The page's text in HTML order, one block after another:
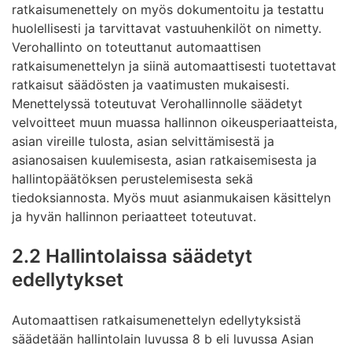
ratkaisumenettely on myös dokumentoitu ja testattu
huolellisesti ja tarvittavat vastuuhenkilöt on nimetty.
Verohallinto on toteuttanut automaattisen
ratkaisumenettelyn ja siinä automaattisesti tuotettavat
ratkaisut säädösten ja vaatimusten mukaisesti.
Menettelyssä toteutuvat Verohallinnolle säädetyt
velvoitteet muun muassa hallinnon oikeusperiaatteista,
asian vireille tulosta, asian selvittämisestä ja
asianosaisen kuulemisesta, asian ratkaisemisesta ja
hallintopäätöksen perustelemisesta sekä
tiedoksiannosta. Myös muut asianmukaisen käsittelyn
ja hyvän hallinnon periaatteet toteutuvat.
2.2 Hallintolaissa säädetyt
edellytykset
Automaattisen ratkaisumenettelyn edellytyksistä
säädetään hallintolain luvussa 8 b eli luvussa Asian